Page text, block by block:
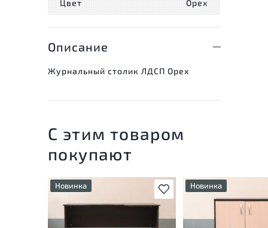
Цвет Орех
Описание
Журнальный столик ЛДСП Орех
С этим товаром
покупают
В избранное
Новинка
У товара присутствуют
незначительные следы
эксплуатации, не влияющие
Новинка
У товара
незначительные
эксплуатации, не